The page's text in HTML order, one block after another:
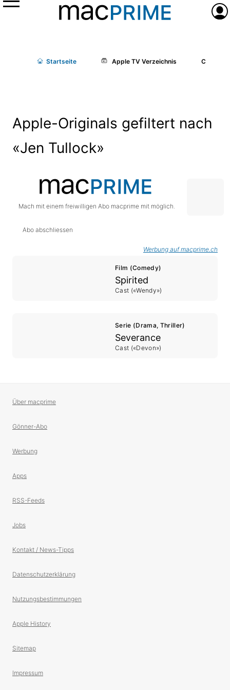
Menü
Startseite Apple TV Verzeichnis Cast/
Apple-Originals gefiltert nach
«Jen Tullock»
Mach mit einem freiwilligen Abo macprime mit möglich.
Abo abschliessen
Werbung auf macprime.ch
Film (Comedy)
Spirited
Cast («Wendy»)
Serie (Drama, Thriller)
Severance
Cast («Devon»)
Über macprime
Gönner-Abo
Werbung
Apps
RSS-Feeds
Jobs
Kontakt / News-Tipps
Datenschutzerklärung
Nutzungsbestimmungen
Apple History
Sitemap
Impressum